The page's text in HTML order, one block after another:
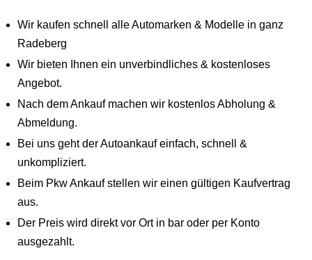
Wir kaufen schnell alle Automarken & Modelle in ganz
Radeberg
Wir bieten Ihnen ein unverbindliches & kostenloses
Angebot.
Nach dem Ankauf machen wir kostenlos Abholung &
Abmeldung.
Bei uns geht der Autoankauf einfach, schnell &
unkompliziert.
Beim Pkw Ankauf stellen wir einen gültigen Kaufvertrag
aus.
Der Preis wird direkt vor Ort in bar oder per Konto
ausgezahlt.